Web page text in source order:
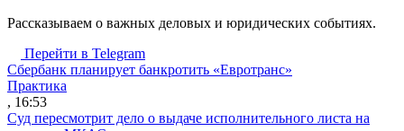
Рассказываем о важных деловых и юридических событиях.
Перейти в Telegram
Сбербанк планирует банкротить «Евротранс»
Практика
, 16:53
Суд пересмотрит дело о выдаче исполнительного листа на